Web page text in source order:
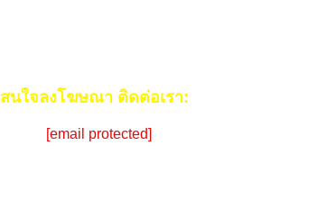
สนใจลงโฆษณา ติดต่อเรา:
[email protected]